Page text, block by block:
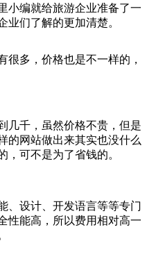
小编就给旅游企业准备了一
业们了解的更加清楚。
很多，价格也是不一样的，
几千，虽然价格不贵，但是
的网站做出来其实也没什么
，可不是为了省钱的。
、设计、开发语言等等专门
性能高，所以费用相对高一